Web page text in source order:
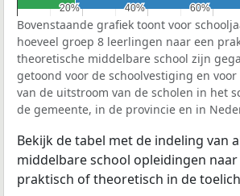
20%
20% 40%
40% 60%
60%
Bovenstaande grafiek toont voor
hoeveel groep 8 leerlingen naar een
theoretische middelbare school zijn
getoond voor de schoolvestiging en
van de uitstroom van de scholen in het
de gemeente, in de provincie en in
Bekijk de tabel met de indeling van
middelbare school opleidingen
praktisch of theoretisch in de